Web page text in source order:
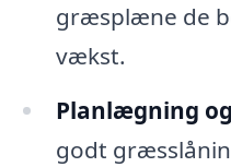
græsplæne de
vækst.
Planlægning
godt